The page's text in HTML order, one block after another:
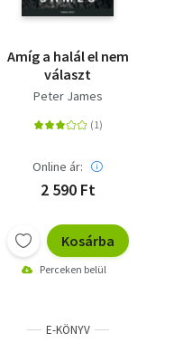
Amíg a halál el nem
választ
Peter James
Online ár:
2 590 Ft
Kosárba
Perceken belül
E-KÖNYV